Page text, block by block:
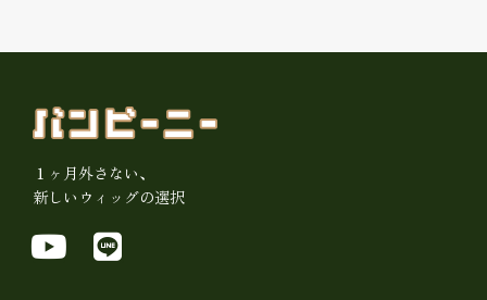
１ヶ月外さない、
新しいウィッグの選択
Y L